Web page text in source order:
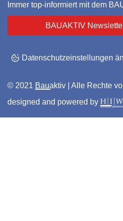
Immer top-informiert mit dem
BAUAKTIV
Datenschutzeinstellungen
© 2021 Bauaktiv | Alle Rechte
designed and powered by